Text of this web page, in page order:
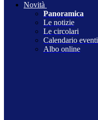
Novità
Panoramica
Le notizie
Le circolari
Calendario eventi
Albo online